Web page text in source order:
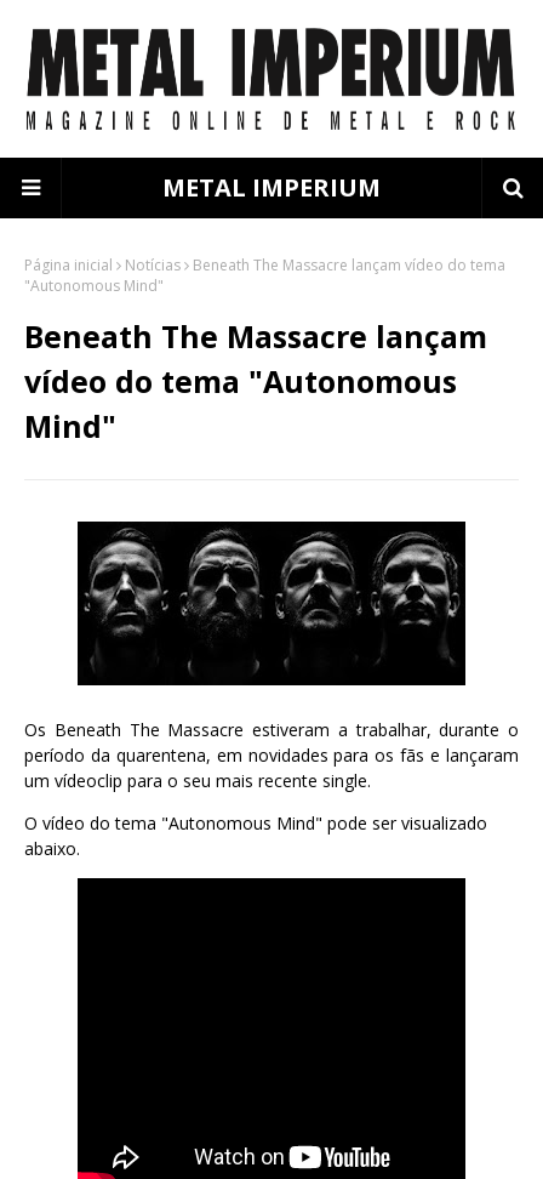
METAL IMPERIUM
Página inicial Notícias
Beneath The Massacre lançam vídeo do tema
"Autonomous Mind"
Beneath The Massacre lançam
vídeo do tema "Autonomous
Mind"
Os Beneath The Massacre estiveram a trabalhar, durante o
período da quarentena, em novidades para os fãs e lançaram
um vídeoclip para o seu mais recente single.
O vídeo do tema "Autonomous Mind" pode ser visualizado
abaixo.